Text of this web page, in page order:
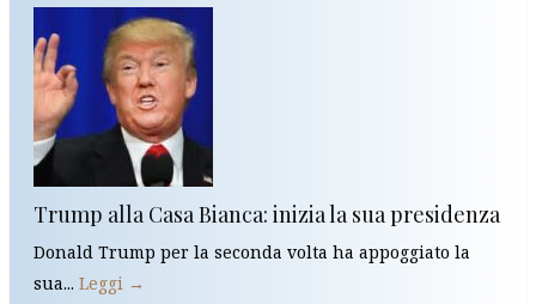
Trump alla Casa Bianca: inizia la sua presidenza
Donald Trump per la seconda volta ha appoggiato la
sua... Leggi →